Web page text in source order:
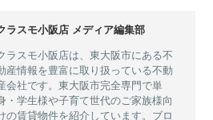
ラスモ小阪店 メディア編集部
ラスモ小阪店は、東大阪市にある不
産情報を豊富に取り扱っている不動
会社です。東大阪市完全専門で単
・学生様や子育て世代のご家族様向
の賃貸物件を紹介しています。ブロ